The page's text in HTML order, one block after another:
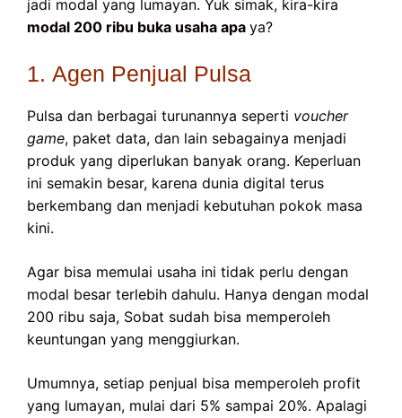
jadi modal yang lumayan. Yuk simak, kira-kira
modal 200 ribu buka usaha apa ya?
1. Agen Penjual Pulsa
Pulsa dan berbagai turunannya seperti voucher
game, paket data, dan lain sebagainya menjadi
produk yang diperlukan banyak orang. Keperluan
ini semakin besar, karena dunia digital terus
berkembang dan menjadi kebutuhan pokok masa
kini.
Agar bisa memulai usaha ini tidak perlu dengan
modal besar terlebih dahulu. Hanya dengan modal
200 ribu saja, Sobat sudah bisa memperoleh
keuntungan yang menggiurkan.
Umumnya, setiap penjual bisa memperoleh profit
yang lumayan, mulai dari 5% sampai 20%. Apalagi